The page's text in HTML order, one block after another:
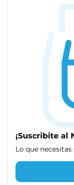
¡Suscribite al
Lo que